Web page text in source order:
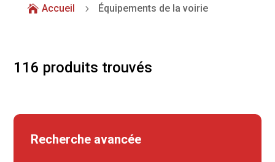
 Accueil 5 Équipements de la voirie
116 produits trouvés
Recherche avancée